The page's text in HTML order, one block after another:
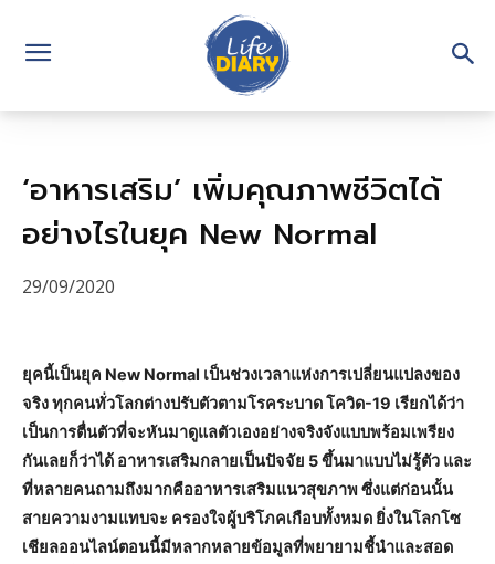
‘อาหารเสริม’ เพิ่มคุณภาพชีวิตได้
อย่างไรในยุค New Normal
29/09/2020
ยุคนี้เป็นยุค New Normal เป็นช่วงเวลาแห่งการเปลี่ยนแปลงของ
จริง ทุกคนทั่วโลกต่างปรับตัวตามโรคระบาด โควิด-19 เรียกได้ว่า
เป็นการตื่นตัวที่จะหันมาดูแลตัวเองอย่างจริงจังแบบพร้อมเพรียง
กันเลยก็ว่าได้ อาหารเสริมกลายเป็นปัจจัย 5 ขึ้นมาแบบไม่รู้ตัว และ
ที่หลายคนถามถึงมากคืออาหารเสริมแนวสุขภาพ ซึ่งแต่ก่อนนั้น
สายความงามแทบจะ ครองใจผู้บริโภคเกือบทั้งหมด ยิ่งในโลกโซ
เชียลออนไลน์ตอนนี้มีหลากหลายข้อมูลที่พยายามชี้นำและสอด